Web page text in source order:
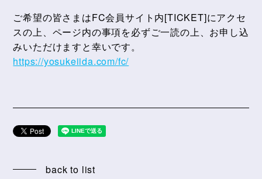
ご希望の皆さまはFC会員サイト内[TICKET]にアクセ
スの上、ページ内の事項を必ずご一読の上、お申し込
みいただけますと幸いです。
https://yosukeiida.com/fc/
back to list